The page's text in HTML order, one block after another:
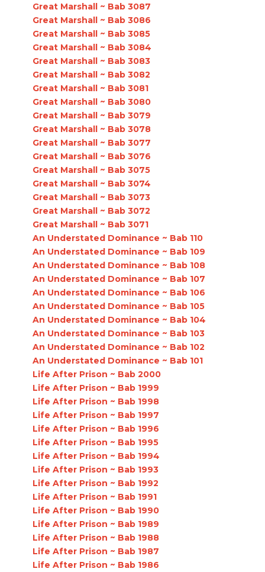
Great Marshall ~ Bab 3087
Great Marshall ~ Bab 3086
Great Marshall ~ Bab 3085
Great Marshall ~ Bab 3084
Great Marshall ~ Bab 3083
Great Marshall ~ Bab 3082
Great Marshall ~ Bab 3081
Great Marshall ~ Bab 3080
Great Marshall ~ Bab 3079
Great Marshall ~ Bab 3078
Great Marshall ~ Bab 3077
Great Marshall ~ Bab 3076
Great Marshall ~ Bab 3075
Great Marshall ~ Bab 3074
Great Marshall ~ Bab 3073
Great Marshall ~ Bab 3072
Great Marshall ~ Bab 3071
An Understated Dominance ~ Bab 110
An Understated Dominance ~ Bab 109
An Understated Dominance ~ Bab 108
An Understated Dominance ~ Bab 107
An Understated Dominance ~ Bab 106
An Understated Dominance ~ Bab 105
An Understated Dominance ~ Bab 104
An Understated Dominance ~ Bab 103
An Understated Dominance ~ Bab 102
An Understated Dominance ~ Bab 101
Life After Prison ~ Bab 2000
Life After Prison ~ Bab 1999
Life After Prison ~ Bab 1998
Life After Prison ~ Bab 1997
Life After Prison ~ Bab 1996
Life After Prison ~ Bab 1995
Life After Prison ~ Bab 1994
Life After Prison ~ Bab 1993
Life After Prison ~ Bab 1992
Life After Prison ~ Bab 1991
Life After Prison ~ Bab 1990
Life After Prison ~ Bab 1989
Life After Prison ~ Bab 1988
Life After Prison ~ Bab 1987
Life After Prison ~ Bab 1986